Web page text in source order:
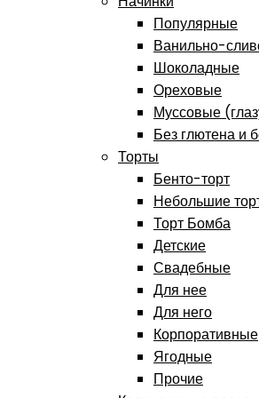
Популярные
Ванильно-
Шоколадные
Ореховые
Муссовые
Без глютена и
Торты
Бенто-торт
Небольшие
Торт Бомба
Детские
Свадебные
Для нее
Для него
Корпоративные
Ягодные
Прочие